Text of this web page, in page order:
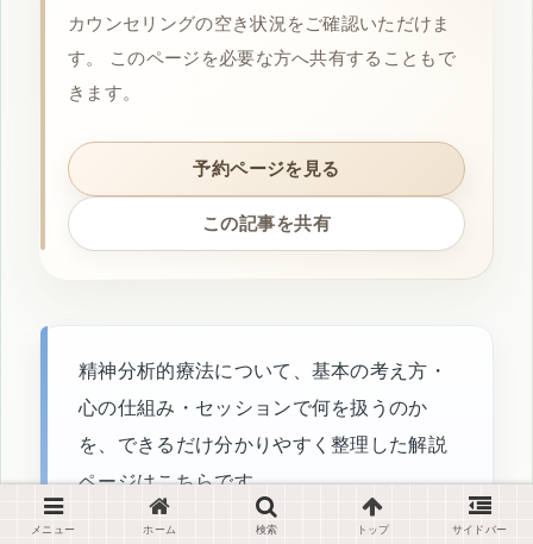
カウンセリングの空き状況をご確認いただけま
す。 このページを必要な方へ共有することもで
きます。
予約ページを見る
この記事を共有
精神分析的療法について、基本の考え方・
心の仕組み・セッションで何を扱うのか
を、できるだけ分かりやすく整理した解説
ページはこちらです。
メニュー ホーム 検索 トップ サイドバー